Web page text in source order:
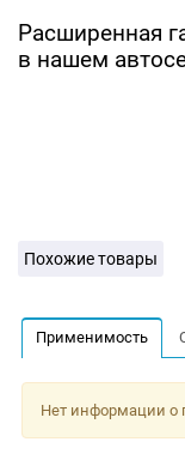
Расширенная
в нашем
Похожие товары
Применимость
Нет информации о